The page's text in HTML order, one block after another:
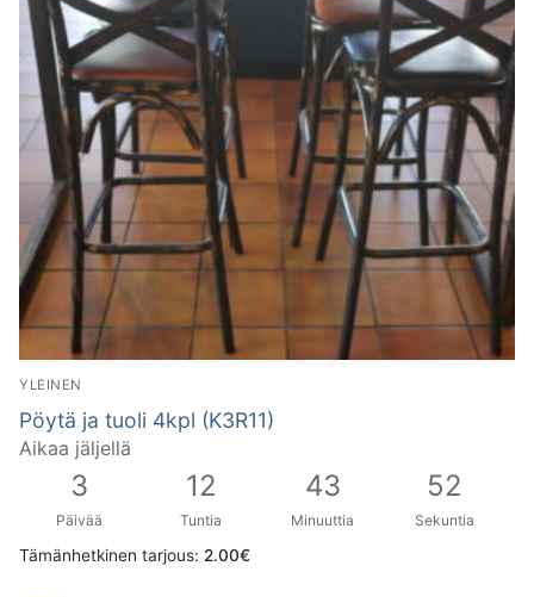
YLEINEN
Pöytä ja tuoli 4kpl (K3R11)
Aikaa jäljellä
3
Päivää
12
Tuntia
43
Minuuttia
51
Sekuntia
Tämänhetkinen tarjous: 2.00€